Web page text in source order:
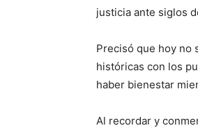
justicia ante siglos
Precisó que hoy no
históricas con los
haber bienestar
Al recordar y